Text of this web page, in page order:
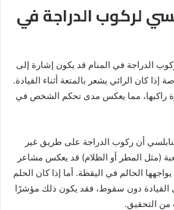
لركوب الدراجة في
الدراجة في المنام قد يكون إشارة إلى
إذا كان الرائي يشعر بالمتعة أثناء القيادة.
راكبها، مما يعكس مدى تحكم الشخص في
أن ركوب الدراجة على طريق غير
(مثل المطر أو الظلام) قد يعكس مشاعر
الحالم في اليقظة. أما إذا كان الحلم
دون سقوط، فقد يكون ذلك مؤشرًا
التحقيق.